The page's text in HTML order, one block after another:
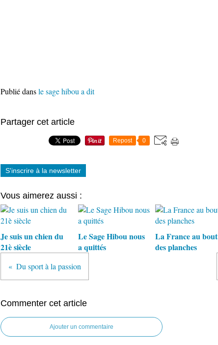
Publié dansle sage hibou a dit
Partager cet article
Repost 0
S'inscrire à la newsletter
Vous aimerez aussi :
Je suis un chien du
21è siècle
Le Sage Hibou nous
a quittés
La France au bout
des planches
Du sport à la passion
Commenter cet article
Ajouter un commentaire